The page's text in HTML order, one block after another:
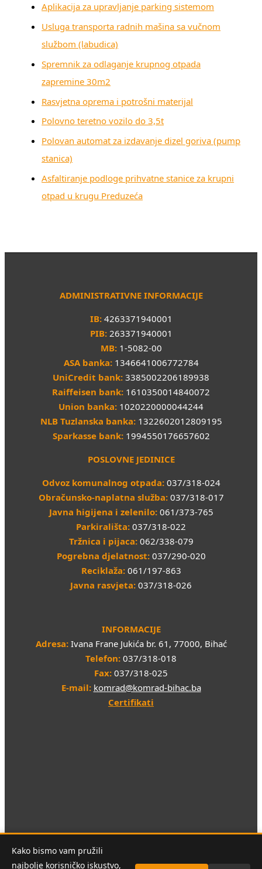
Aplikacija za upravljanje parking sistemom
Usluga transporta radnih mašina sa vučnom
službom (labudica)
Spremnik za odlaganje krupnog otpada
zapremine 30m2
Rasvjetna oprema i potrošni materijal
Polovno teretno vozilo do 3,5t
Polovan automat za izdavanje dizel goriva (pump
stanica)
Asfaltiranje podloge prihvatne stanice za krupni
otpad u krugu Preduzeća
ADMINISTRATIVNE INFORMACIJE
IB: 4263371940001
PIB: 263371940001
MB: 1-5082-00
ASA banka: 1346641006772784
UniCredit bank: 3385002206189938
Raiffeisen bank: 1610350014840072
Union banka: 1020220000044244
NLB Tuzlanska banka: 1322602012809195
Sparkasse bank: 1994550176657602
POSLOVNE JEDINICE
Odvoz komunalnog otpada: 037/318-024
Obračunsko-naplatna služba: 037/318-017
Javna higijena i zelenilo: 061/373-765
Parkirališta: 037/318-022
Tržnica i pijaca: 062/338-079
Pogrebna djelatnost: 037/290-020
Reciklaža: 061/197-863
Javna rasvjeta: 037/318-026
INFORMACIJE
Adresa: Ivana Frane Jukića br. 61, 77000, Bihać
Telefon: 037/318-018
Fax: 037/318-025
E-mail: komrad@komrad-bihac.ba
Certifikati
Kako bismo vam pružili
najbolje korisničko iskustvo,